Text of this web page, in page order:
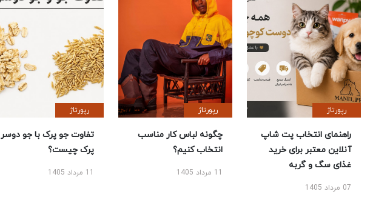
رپورتاژ
راهنمای انتخاب پت شاپ
آنلاین معتبر برای خرید
غذای سگ و گربه
07 مرداد 1405
رپورتاژ
چگونه لباس کار مناسب
انتخاب کنیم؟
11 مرداد 1405
رپورتاژ
تفاوت جو پرک با جو دوسر
پرک چیست؟
11 مرداد 1405